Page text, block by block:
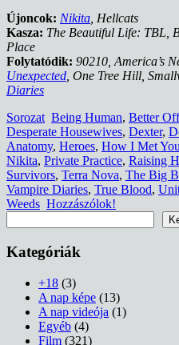
Újoncok: Nikita , Hellcats
Kasza: The Beautiful Life: TBL,
Place
Folytatódik: 90210, America’s
Unexpected , One Tree Hill,
Diaries
Sorozat Being Human, Better
Desperate Housewives, Dexter,
Anatomy, Heroes, How I Met
Nikita, Private Practice, Raising
Survivors, Terra Nova, The Big
Vampire Diaries, True Blood,
Weeds Hozzászólok!
Kategóriák
+18 (3)
A nap képe (13)
A nap videója (1)
Egyéb (4)
Film (321)